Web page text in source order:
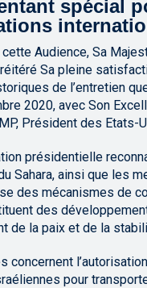
spécial
Audience, Sa
Sa pleine
de l’entretien
2020, avec Son
Président des Etats-
présidentielle
Sahara, ainsi que les
des mécanismes de
des
de la paix et de la
concernent
pour